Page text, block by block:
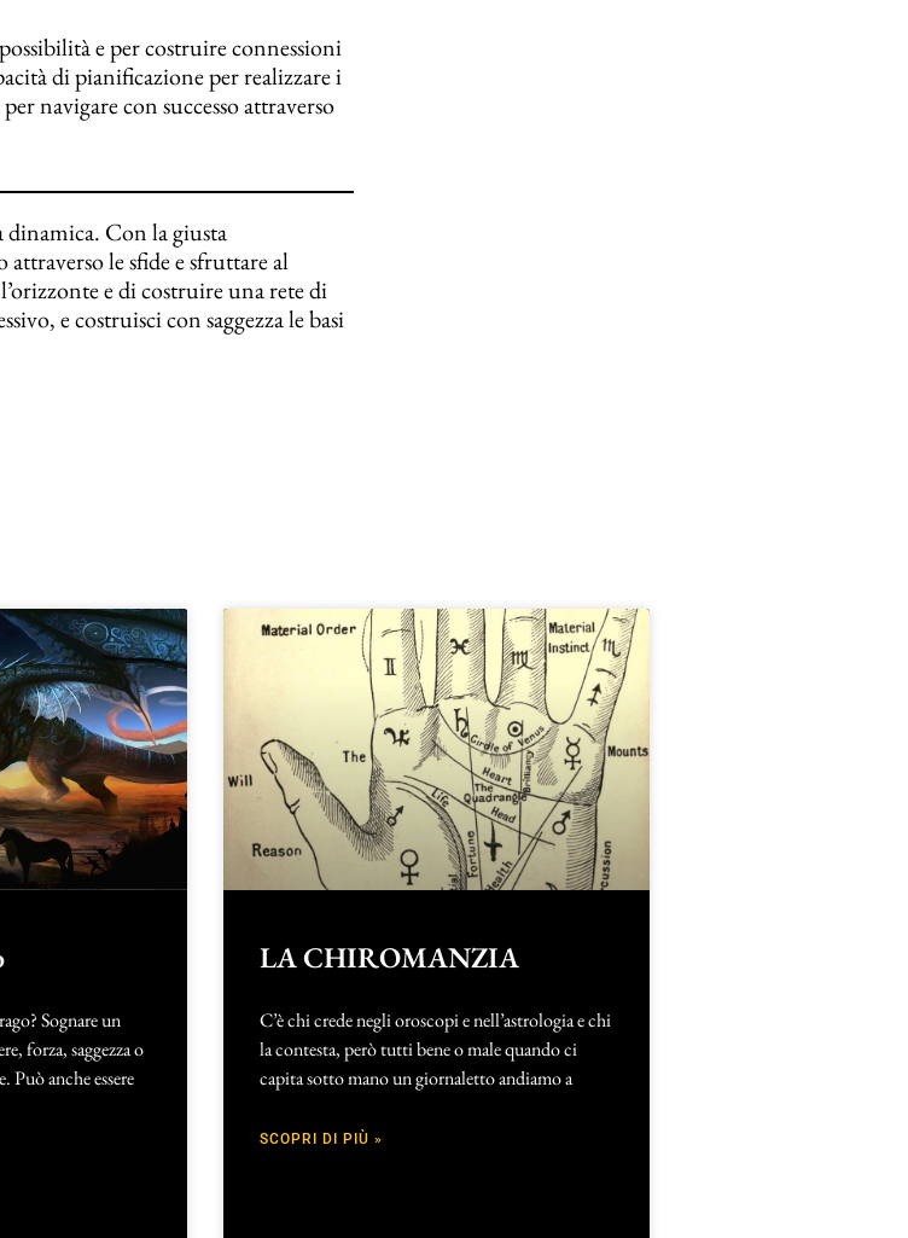
e per costruire connessioni
di pianificazione per realizzare i
navigare con successo attraverso
dinamica. Con la giusta
le sfide e sfruttare al
e di costruire una rete di
e costruisci con saggezza le basi
Sognare un
forza, saggezza o
Può anche essere
LA CHIROMANZIA
C’è chi crede negli oroscopi e nell’astrologia e chi
la contesta, però tutti bene o male quando ci
capita sotto mano un giornaletto andiamo a
SCOPRI DI PIÙ »